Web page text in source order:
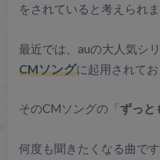
をされていると考えられま
最近では、auの大人気シ
CMソングに起用されてお
そのCMソングの「ずっと
何度も聞きたくなる曲で